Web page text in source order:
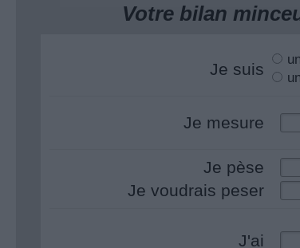
Votre bilan
Je suis
Je mesure
Je pèse
Je voudrais peser
J'ai